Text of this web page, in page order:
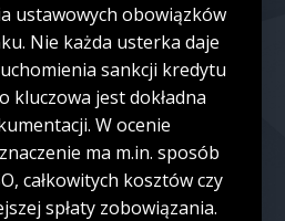
ustawowych obowiązków
Nie każda usterka daje
sankcji kredytu
kluczowa jest dokładna
W ocenie
ma m.in. sposób
całkowitych kosztów czy
spłaty zobowiązania.